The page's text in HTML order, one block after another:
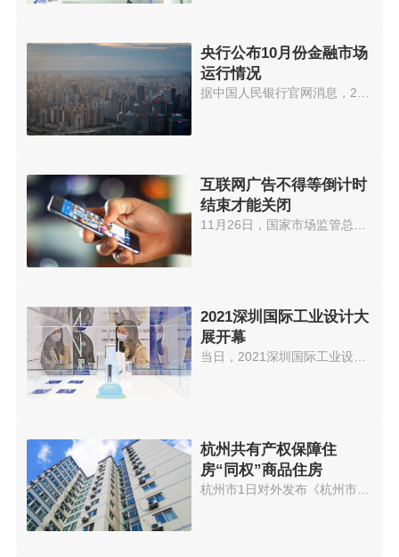
央行公布10月份金融市场
运行情况
互联网广告不得等倒计时
结束才能关闭
11月26日，国家市场监管总局就《...
2021深圳国际工业设计大
展开幕
当日，2021深圳国际工业设计大展...
杭州共有产权保障住
房“同权”商品住房